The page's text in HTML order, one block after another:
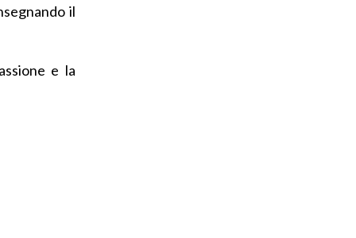
il
e la